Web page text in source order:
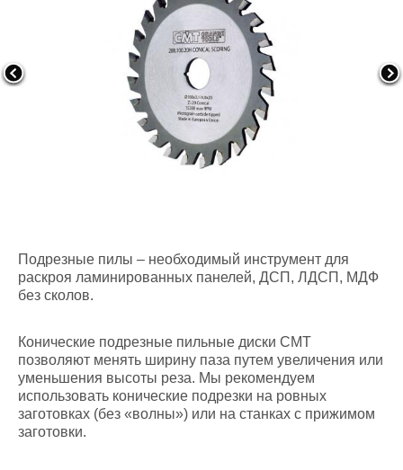
Подрезные пилы – необходимый инструмент для
раскроя ламинированных панелей, ДСП, ЛДСП, МДФ
без сколов.
Конические подрезные пильные диски CMT
позволяют менять ширину паза путем увеличения или
уменьшения высоты реза. Мы рекомендуем
использовать конические подрезки на ровных
заготовках (без «волны») или на станках с прижимом
заготовки.